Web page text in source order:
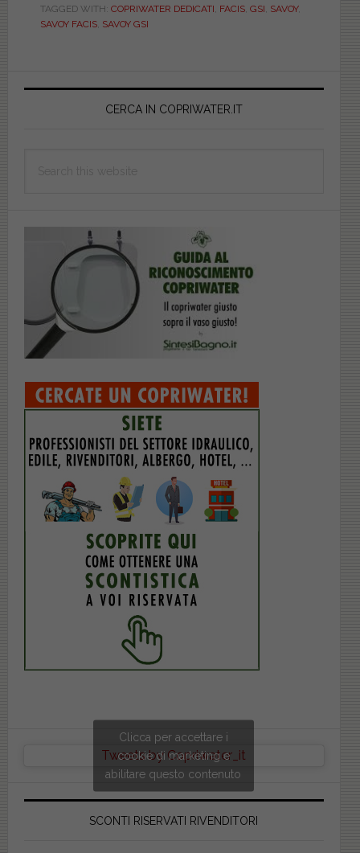
DEDICATO.
MAM04505
TAGGED WITH: COPRIWATER DEDICATI FACIS, GSI SAVOY,
SAVOY FACIS, SAVOY GSI
Primary
CERCA IN COPRIWATER.IT
Tweets by Copriwater_it
Clicca per accettare i
cookie di marketing e
abilitare questo contenuto
SCONTI RISERVATI RIVENDITORI